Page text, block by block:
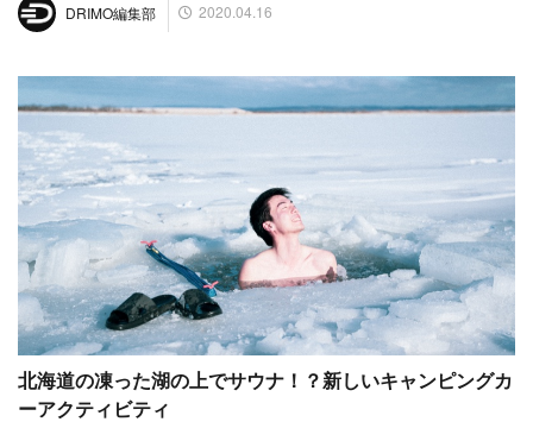
DRIMO編集部 2020.04.16
北海道の凍った湖の上でサウナ！？新しいキャンピングカ
ーアクティビティ